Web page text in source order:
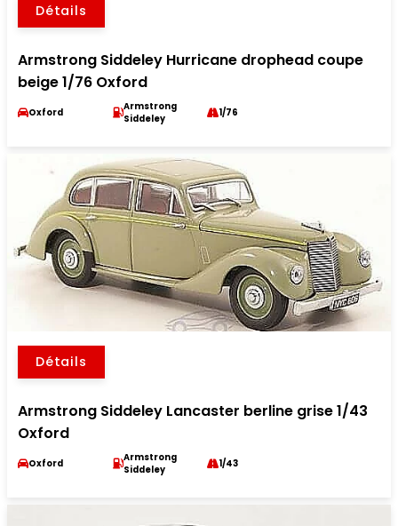
Détails
Armstrong Siddeley Hurricane drophead coupe
beige 1/76 Oxford
Oxford
Armstrong
Siddeley
1/76
Détails
Armstrong Siddeley Lancaster berline grise 1/43
Oxford
Oxford
Armstrong
Siddeley
1/43